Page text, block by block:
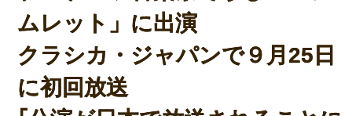
ムレット」に出演
クラシカ・ジャパンで９月25日
に初回放送